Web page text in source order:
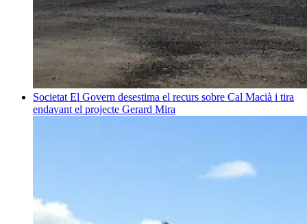
Societat El Govern desestima el recurs sobre Cal Macià i tira
endavant el projecte Gerard Mira